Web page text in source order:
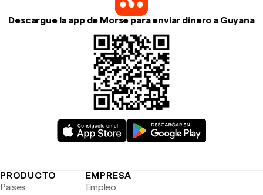
Descargue la app de Morse para enviar dinero a Guyana
PRODUCTO
Países
EMPRESA
Empleo